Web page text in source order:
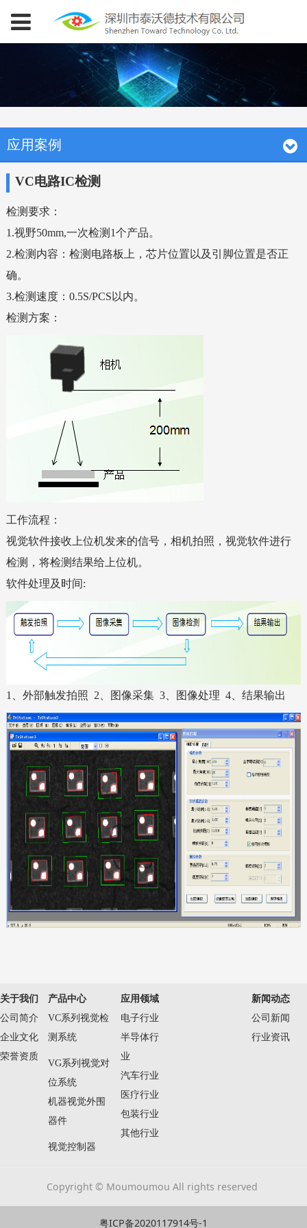
应用案例
VC电路IC检测
检测要求：
1.视野50mm,一次检测 1个产品。
2.检测内容：检测电路板上，芯片位置 以及引脚位置是否正
确。
3.检测速度： 0.5S/PCS 以内。
检测方案：
工作流程：
视觉软件接收上位机发来的信号，相机拍照，视觉软件进行
检测，将检测结果给上位机。
软件处理及时间:
1、外部触发拍照 2、图像采集 3、图像处理 4、结果输出
关于我们
公司简介
企业文化
荣誉资质
产品中心
VC系列视觉检
测系统
VG系列视觉对
位系统
机器视觉外围
器件
视觉控制器
应用领域
电子行业
半导体行
业
汽车行业
医疗行业
包装行业
其他行业
新闻动态
公司新闻
行业资讯
Copyright © Moumoumou All rights reserved
粤ICP备2020117914号-1